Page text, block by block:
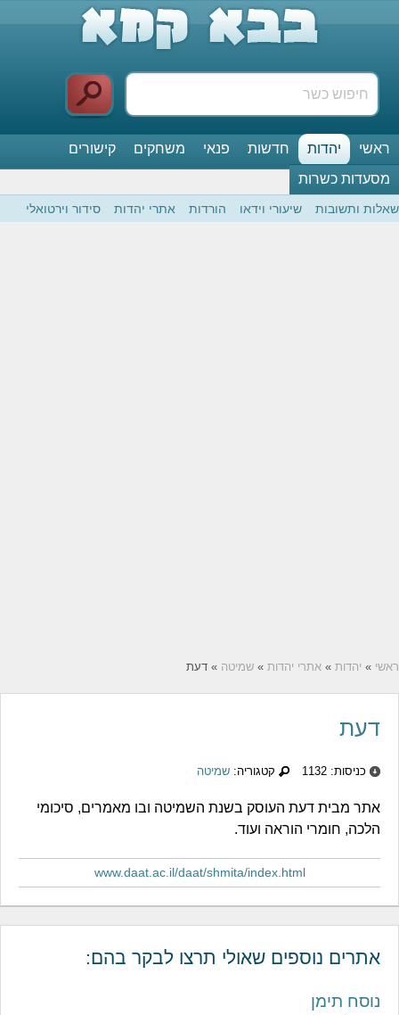
ראשי יהדות חדשות פנאי משחקים
קישורים
מסעדות כשרות
שאלות ותשובות שיעורי וידאו הורדות אתרי יהדות סידור וירטואלי
ראשי » יהדות » אתרי יהדות » שמיטה » דעת
דעת
כניסות: 1132 קטגוריה: שמיטה
אתר מבית דעת העוסק בשנת השמיטה ובו מאמרים, סיכומי
הלכה, חומרי הוראה ועוד.
www.daat.ac.il/daat/shmita/index.html
אתרים נוספים שאולי תרצו לבקר בהם:
נוסח תימן